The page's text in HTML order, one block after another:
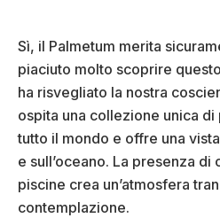
Sì, il Palmetum merita
piaciuto molto scoprire
ha risvegliato la nostra
ospita una collezione unica
tutto il mondo e offre una
e sull’oceano. La presenza di
piscine crea un’atmosfera
contemplazione.